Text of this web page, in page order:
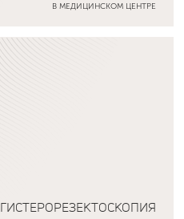
В МЕДИЦИНСКОМ ЦЕНТРЕ
ГИСТЕРОРЕЗЕКТОСКОПИЯ